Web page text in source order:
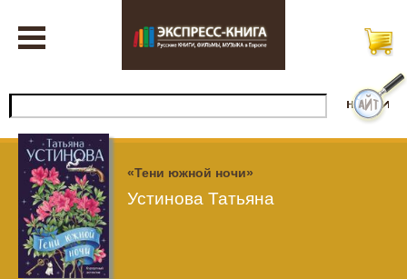
«Тени южной ночи»
Устинова Татьяна